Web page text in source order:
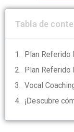
Tabla de
Plan Referido
Plan Referido
Vocal
¡Descubre